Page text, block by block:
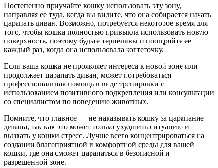
Постепенно приучайте кошку использовать эту зону,
направляя ее туда, когда вы видите, что она собирается начать
царапать диван. Возможно, потребуется некоторое время для
того, чтобы кошка полностью привыкла использовать новую
поверхность, поэтому будьте терпеливы и поощряйте ее
каждый раз, когда она использовала когтеточку.
Если ваша кошка не проявляет интереса к новой зоне или
продолжает царапать диван, может потребоваться
профессиональная помощь в виде тренировки с
использованием позитивного подкрепления или консультации
со специалистом по поведению животных.
Помните, что главное — не наказывать кошку за царапание
дивана, так как это может только ухудшить ситуацию и
вызвать у кошки стресс. Лучше всего концентрироваться на
создании благоприятной и комфортной среды для вашей
кошки, где она сможет царапаться в безопасной и
разрешенной зоне.